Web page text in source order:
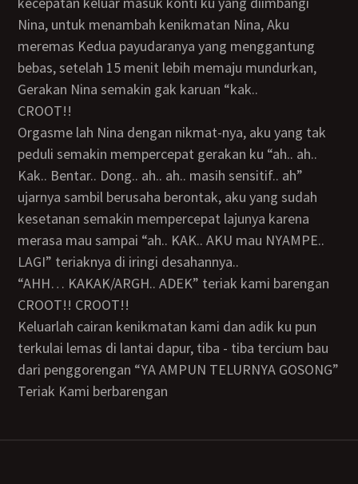
Nina, untuk menambah kenikmatan Nina, Aku
meremas Kedua payudaranya yang menggantung
bebas, setelah 15 menit lebih memaju mundurkan,
Gerakan Nina semakin gak karuan “kak..
CROOT!!
Orgasme lah Nina dengan nikmat-nya, aku yang tak
peduli semakin mempercepat gerakan ku “ah.. ah..
Kak.. Bentar.. Dong.. ah.. ah.. masih sensitif.. ah”
ujarnya sambil berusaha berontak, aku yang sudah
kesetanan semakin mempercepat lajunya karena
merasa mau sampai “ah.. KAK.. AKU mau NYAMPE..
LAGI” teriaknya di iringi desahannya..
“AHH… KAKAK/ARGH.. ADEK” teriak kami barengan
CROOT!! CROOT!!
Keluarlah cairan kenikmatan kami dan adik ku pun
terkulai lemas di lantai dapur, tiba - tiba tercium bau
dari penggorengan “YA AMPUN TELURNYA GOSONG”
teriak Kami berbarengan